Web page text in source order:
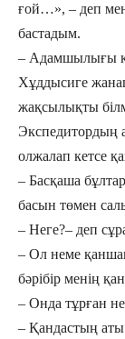
ғой…», – деп
бастадым.
– Адамшылығы
Хұддысиге
жақсылықты
Экспедитордың
олжалап кетсе
– Басқаша
басын төмен
– Неге?– деп
– Ол неме
бәрібір менің
– Онда тұрған
– Қандастың